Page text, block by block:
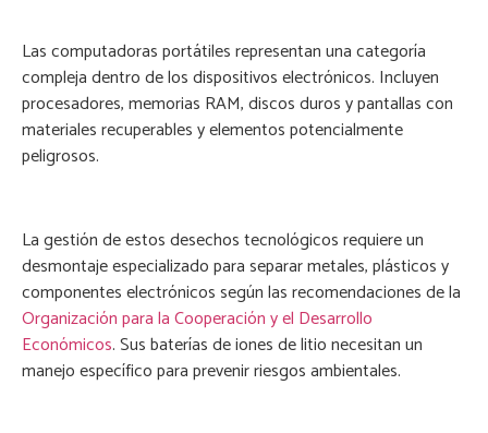
Las computadoras portátiles representan una categoría
compleja dentro de los dispositivos electrónicos. Incluyen
procesadores, memorias RAM, discos duros y pantallas con
materiales recuperables y elementos potencialmente
peligrosos.
La gestión de estos desechos tecnológicos requiere un
desmontaje especializado para separar metales, plásticos y
componentes electrónicos según las recomendaciones de la
Organización para la Cooperación y el Desarrollo
Económicos. Sus baterías de iones de litio necesitan un
manejo específico para prevenir riesgos ambientales.